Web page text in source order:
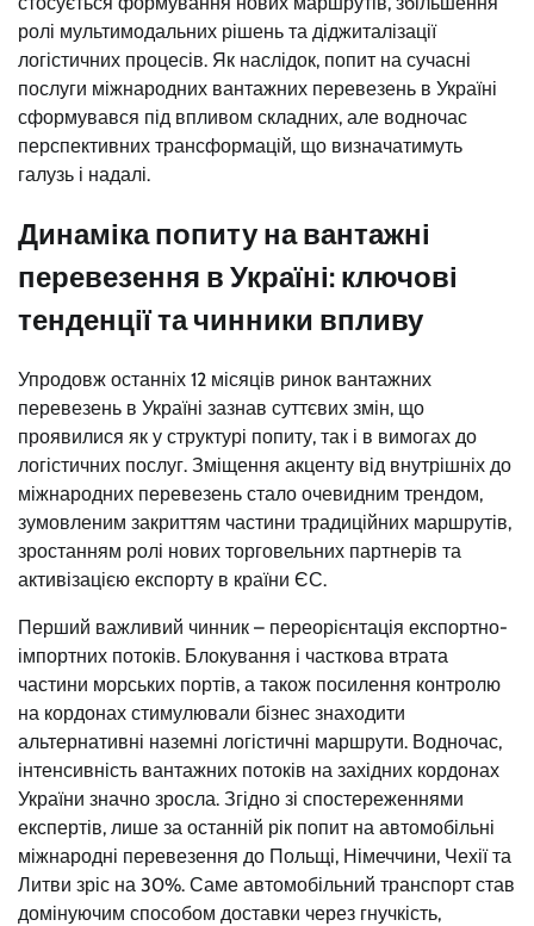
ролі мультимодальних рішень та діджиталізації
логістичних процесів. Як наслідок, попит на сучасні
послуги міжнародних вантажних перевезень в Україні
сформувався під впливом складних, але водночас
перспективних трансформацій, що визначатимуть
галузь і надалі.
Динаміка попиту на вантажні
перевезення в Україні: ключові
тенденції та чинники впливу
Упродовж останніх 12 місяців ринок вантажних
перевезень в Україні зазнав суттєвих змін, що
проявилися як у структурі попиту, так і в вимогах до
логістичних послуг. Зміщення акценту від внутрішніх до
міжнародних перевезень стало очевидним трендом,
зумовленим закриттям частини традиційних маршрутів,
зростанням ролі нових торговельних партнерів та
активізацією експорту в країни ЄС.
Перший важливий чинник – переорієнтація експортно-
імпортних потоків. Блокування і часткова втрата
частини морських портів, а також посилення контролю
на кордонах стимулювали бізнес знаходити
альтернативні наземні логістичні маршрути. Водночас,
інтенсивність вантажних потоків на західних кордонах
України значно зросла. Згідно зі спостереженнями
експертів, лише за останній рік попит на автомобільні
міжнародні перевезення до Польщі, Німеччини, Чехії та
Литви зріс на 30%. Саме автомобільний транспорт став
домінуючим способом доставки через гнучкість,